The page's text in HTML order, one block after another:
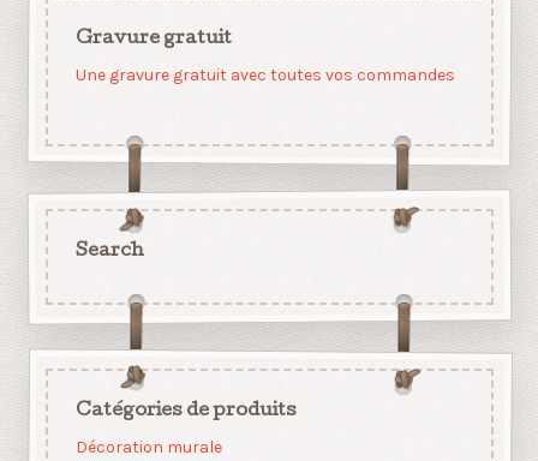
Gravure gratuit
Une gravure gratuit avec toutes vos commandes
Search
Catégories de produits
Décoration murale